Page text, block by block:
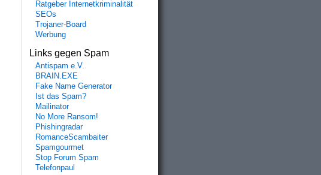
Ratgeber Internetkriminalität
SEOs
Trojaner-Board
Werbung
Links gegen Spam
Antispam e.V.
BRAIN.EXE
Fake Name Generator
Ist das Spam?
Mailinator
No More Ransom!
Phishingradar
RomanceScambaiter
Spamgourmet
Stop Forum Spam
Telefonpaul